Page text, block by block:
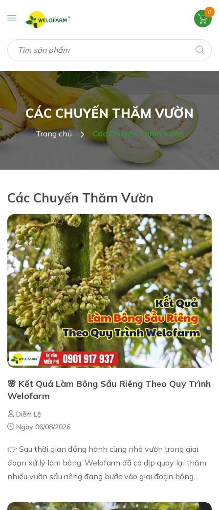
0
CÁC CHUYẾN THĂM VƯỜN
Trang chủ Các Chuyến Thăm Vườn
Các Chuyến Thăm Vườn
🌸 Kết Quả Làm Bông Sầu Riêng Theo Quy Trình
Welofarm
Diễm Lệ
Ngày 06/08/2026
👉 Sau thời gian đồng hành cùng nhà vườn trong giai
đoạn xử lý làm bông, Welofarm đã có dịp quay lại thăm
nhiều vườn sầu riêng đang bước vào giai đoạn bông